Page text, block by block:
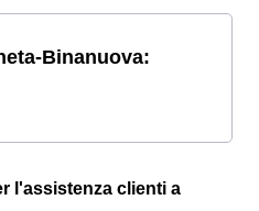
Binanuova:
l'assistenza clienti a